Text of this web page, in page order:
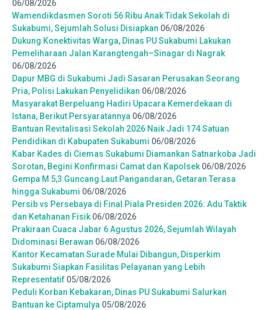
06/08/2026
Wamendikdasmen Soroti 56 Ribu Anak Tidak Sekolah di
Sukabumi, Sejumlah Solusi Disiapkan 06/08/2026
Dukung Konektivitas Warga, Dinas PU Sukabumi Lakukan
Pemeliharaan Jalan Karangtengah–Sinagar di Nagrak
06/08/2026
Dapur MBG di Sukabumi Jadi Sasaran Perusakan Seorang
Pria, Polisi Lakukan Penyelidikan 06/08/2026
Masyarakat Berpeluang Hadiri Upacara Kemerdekaan di
Istana, Berikut Persyaratannya 06/08/2026
Bantuan Revitalisasi Sekolah 2026 Naik Jadi 174 Satuan
Pendidikan di Kabupaten Sukabumi 06/08/2026
Kabar Kades di Ciemas Sukabumi Diamankan Satnarkoba Jadi
Sorotan, Begini Konfirmasi Camat dan Kapolsek 06/08/2026
Gempa M 5,3 Guncang Laut Pangandaran, Getaran Terasa
hingga Sukabumi 06/08/2026
Persib vs Persebaya di Final Piala Presiden 2026: Adu Taktik
dan Ketahanan Fisik 06/08/2026
Prakiraan Cuaca Jabar 6 Agustus 2026, Sejumlah Wilayah
Didominasi Berawan 06/08/2026
Kantor Kecamatan Surade Mulai Dibangun, Disperkim
Sukabumi Siapkan Fasilitas Pelayanan yang Lebih
Representatif 05/08/2026
Peduli Korban Kebakaran, Dinas PU Sukabumi Salurkan
Bantuan ke Ciptamulya 05/08/2026